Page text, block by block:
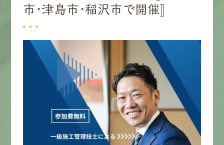
採用情報
先輩インタビュー
者が、無料 建 物診断いたします!!
市・津島市・稲沢市で開催〛